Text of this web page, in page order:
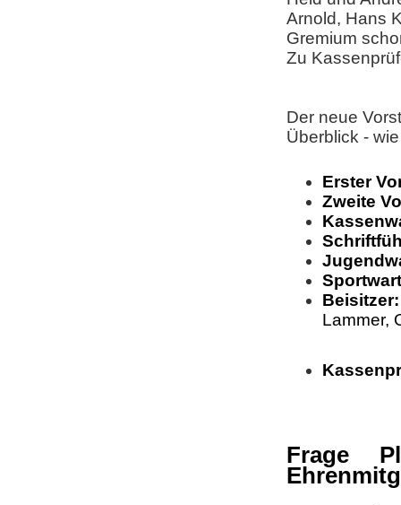
Arnold, Hans
Gremium
Zu
Der neue
Überblick -
Erster
Zweite
Beisitzer:
Frage